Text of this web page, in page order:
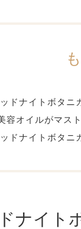
ドナイトボタニ
容オイルがマス
ドナイトボタニ
ナイト